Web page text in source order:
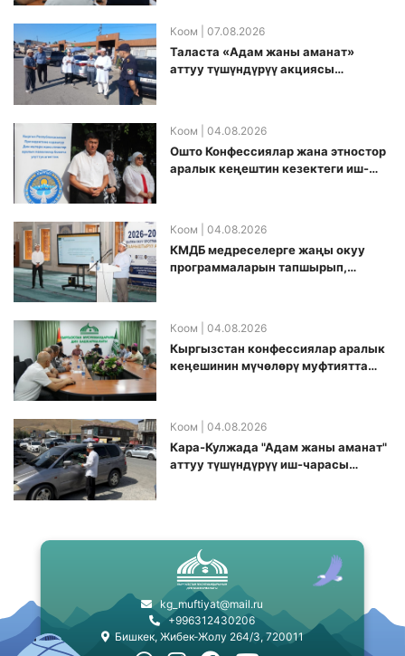
Коом | 07.08.2026
Таласта «Адам жаны аманат»
аттуу түшүндүрүү акциясы
Коом | 04.08.2026
Ошто Конфессиялар жана этностор
аралык кеңештин кезектеги иш-
Коом | 04.08.2026
КМДБ медреселерге жаңы окуу
программаларын тапшырып,
Коом | 04.08.2026
Кыргызстан конфессиялар аралык
кеӊешинин мүчөлөрү муфтиятта
Коом | 04.08.2026
Кара-Кулжада "Адам жаны аманат"
аттуу түшүндүрүү иш-чарасы
kg_muftiyat@mail.ru
+996312430206
Бишкек, Жибек-Жолу 264/3, 720011